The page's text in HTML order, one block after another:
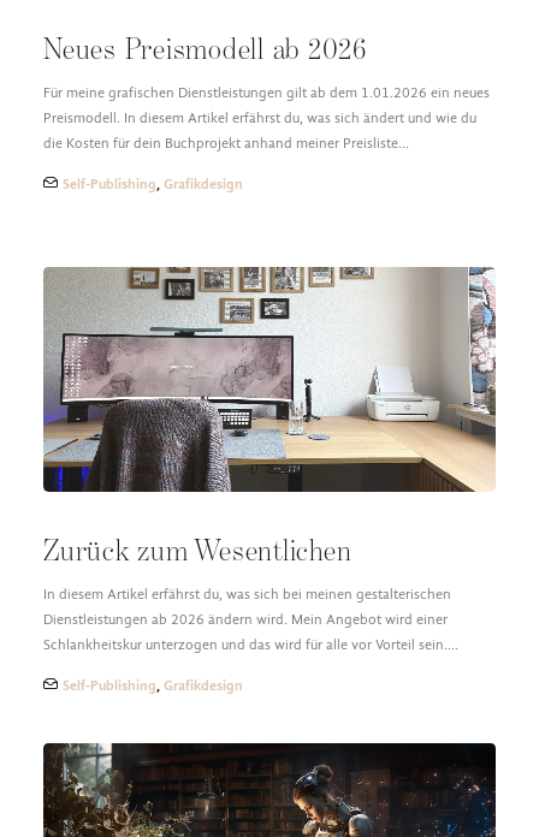
KONTAKT
Neues Preismodell ab 2026
Für meine grafischen Dienstleistungen gilt ab dem 1.01.2026 ein neues
Preismodell. In diesem Artikel erfährst du, was sich ändert und wie du
die Kosten für dein Buchprojekt anhand meiner Preisliste…
Self-Publishing, Grafikdesign
Zurück zum Wesentlichen
In diesem Artikel erfährst du, was sich bei meinen gestalterischen
Dienstleistungen ab 2026 ändern wird. Mein Angebot wird einer
Schlankheitskur unterzogen und das wird für alle vor Vorteil sein.…
Self-Publishing, Grafikdesign